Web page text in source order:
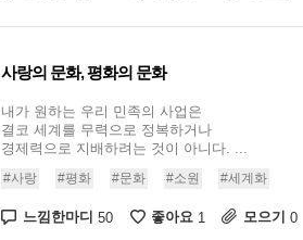
사랑의 문화, 평화의 문화
내가 원하는 우리 민족의 사업은
결코 세계를 무력으로 정복하거나
경제력으로 지배하려는 것이 아니다. ...
#사랑 #평화 #문화 #소원 #세계화
느낌한마디 50 좋아요 1 모으기 0